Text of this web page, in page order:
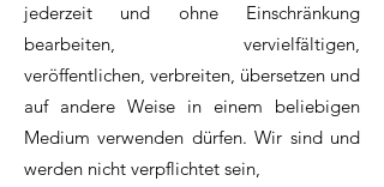
jederzeit und ohne Einschränkung
bearbeiten, vervielfältigen,
veröffentlichen, verbreiten, übersetzen und
auf andere Weise in einem beliebigen
Medium verwenden dürfen. Wir sind und
werden nicht verpflichtet sein,